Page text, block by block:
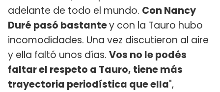
adelante de todo el mundo. Con Nancy
Duré pasó bastantey con la Tauro hubo
incomodidades. Una vez discutieron al aire
y ella faltó unos días. Vos no le podés
faltar el respeto a Tauro, tiene más
trayectoria periodística que ella",